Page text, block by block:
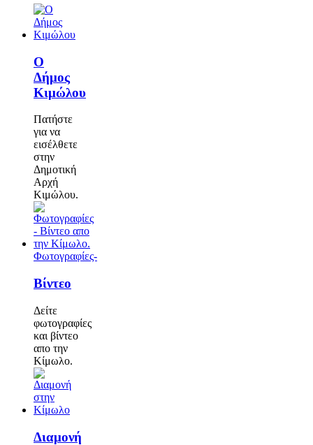
Ο
Δήμος
Κιμώλου
Πατήστε
για να
εισέλθετε
στην
Δημοτική
Αρχή
Κιμώλου.
Φωτογραφίες-
Βίντεο
Δείτε
φωτογραφίες
και βίντεο
απο την
Κίμωλο.
Διαμονή